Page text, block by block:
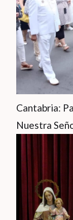
Cantabria:
Nuestra